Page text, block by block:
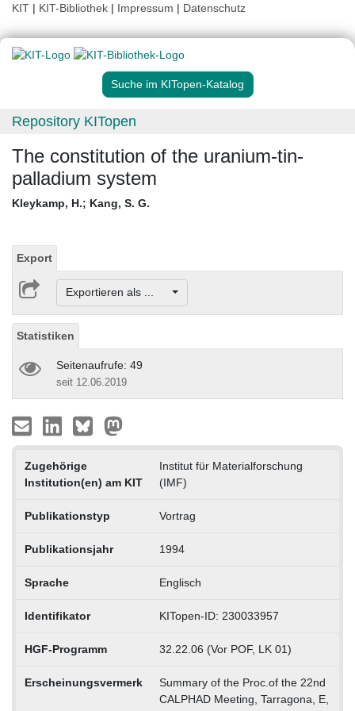
KIT | KIT-Bibliothek | Impressum | Datenschutz
Suche im KITopen-Katalog
Repository KITopen
The constitution of the uranium-tin-
palladium system
Kleykamp, H.; Kang, S. G.
Export
Exportieren als ...
Statistiken
Seitenaufrufe: 49
seit 12.06.2019
Zugehörige
Institution(en) am KIT
Institut für Materialforschung
(IMF)
Publikationstyp Vortrag
Publikationsjahr 1994
Sprache Englisch
Identifikator KITopen-ID: 230033957
HGF-Programm 32.22.06 (Vor POF, LK 01)
Erscheinungsvermerk
Summary of the Proc.of the 22nd
CALPHAD Meeting, Tarragona, E,